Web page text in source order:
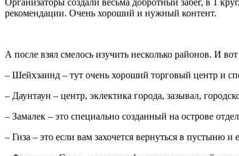
рекомендации. Очень хороший и нужный контент.
А после взял смелось изучить несколько районов. И
– Шейхзаинд – тут очень хороший торговый центр и
– Даунтаун – центр, эклектика города, зазывал,
– Замалек – это специально созданный на острове
– Гиза – это если вам захочется вернуться в пустыню и